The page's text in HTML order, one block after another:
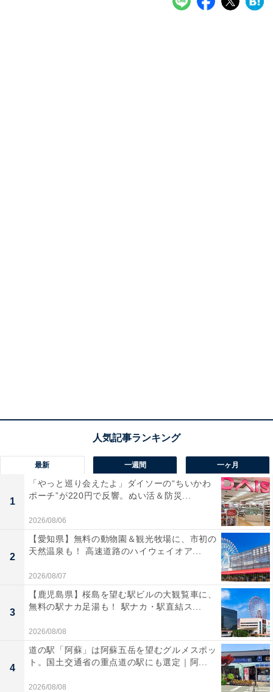
最新 一週間 一ヶ月
1
「やっと巡り会えたよ」ダイソーの“ちいかわ
ポーチ”が220円で反響。ぬい活＆防災...
2026/08/06
2
【愛知県】無料の動物園＆観光牧場に、市初の
天然温泉も！ 高速道路のハイウェイオア...
2026/08/07
3
【鹿児島県】桜島を望む駅ビルの大観覧車に、
無料の駅ナカ足湯も！ 駅ナカ・駅直結ス...
2026/08/08
4
道の駅「阿蘇」は阿蘇五岳を望むグルメスポッ
ト。国土交通省の重点道の駅にも選定｜阿...
2026/08/08